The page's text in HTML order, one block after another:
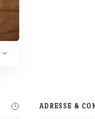
ADRESSE &